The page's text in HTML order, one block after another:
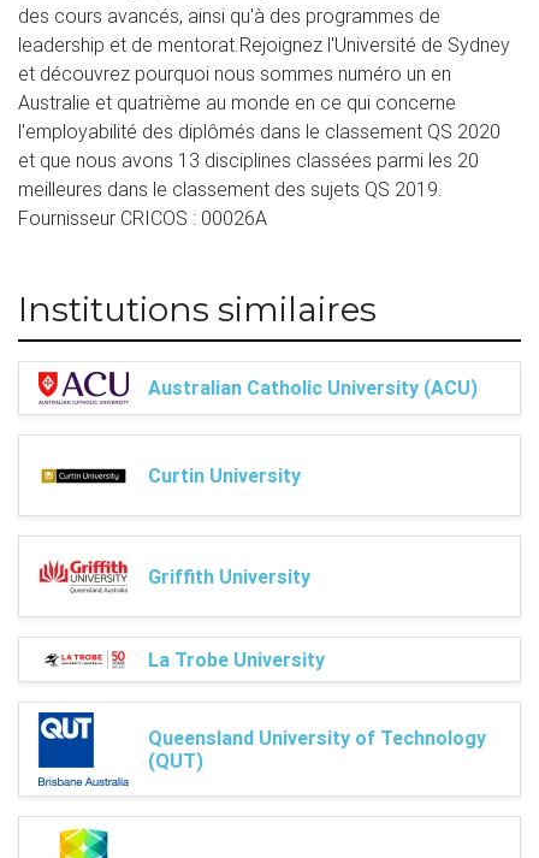
des cours avancés, ainsi qu'à des programmes de
leadership et de mentorat.Rejoignez l'Université de Sydney
et découvrez pourquoi nous sommes numéro un en
Australie et quatrième au monde en ce qui concerne
l'employabilité des diplômés dans le classement QS 2020
et que nous avons 13 disciplines classées parmi les 20
meilleures dans le classement des sujets QS 2019.
Fournisseur CRICOS : 00026A
Institutions similaires
Australian Catholic University (ACU)
Curtin University
Griffith University
La Trobe University
Queensland University of Technology
(QUT)